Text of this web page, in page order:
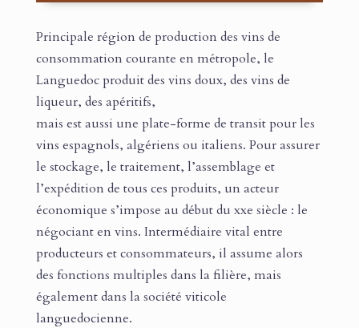
Principale région de production des vins de
consommation courante en métropole, le
Languedoc produit des vins doux, des vins de
liqueur, des apéritifs,
mais est aussi une plate-forme de transit pour les
vins espagnols, algériens ou italiens. Pour assurer
le stockage, le traitement, l’assemblage et
l’expédition de tous ces produits, un acteur
économique s’impose au début du xxe siècle : le
négociant en vins. Intermédiaire vital entre
producteurs et consommateurs, il assume alors
des fonctions multiples dans la filière, mais
également dans la société viticole
languedocienne.